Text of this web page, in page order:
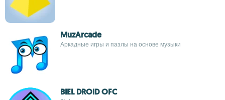
MuzArcade
Аркадные игры и пазлы на основе музыки
BIEL DROID OFC